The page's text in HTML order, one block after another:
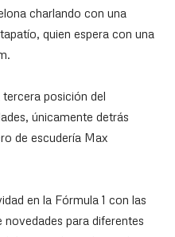
charlando con una
quien espera con una
posición del
únicamente detrás
de escudería Max
en la Fórmula 1 con las
novedades para diferentes